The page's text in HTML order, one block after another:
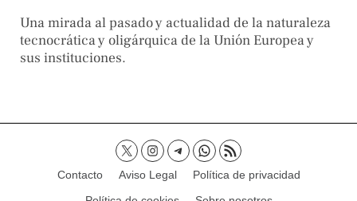
Una mirada al pasado y actualidad de la naturaleza
tecnocrática y oligárquica de la Unión Europea y
sus instituciones.
Contacto Aviso Legal
Política de privacidad